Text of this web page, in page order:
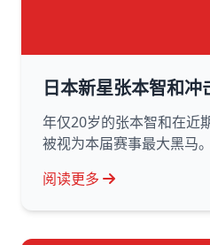
日本新星张本智和冲
年仅20岁的张本智和在近
被视为本届赛事最大黑马。
阅读更多